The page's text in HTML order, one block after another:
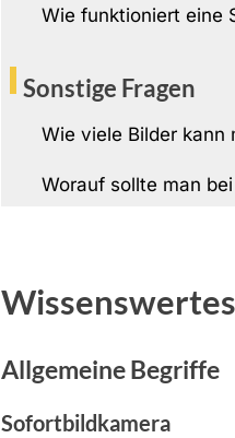
Wie funktioniert eine
Sonstige Fragen
Wie viele Bilder kann
Worauf sollte man
Allgemeine Begriffe
Sofortbildkamera